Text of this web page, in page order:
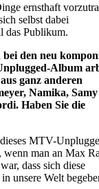
ernsthaft
selbst dabei
das Publikum.
den neu
Album
ganz anderen
Namika, Samy
Haben Sie die
MTV-
man an Max
dass sich diese
unsere Welt